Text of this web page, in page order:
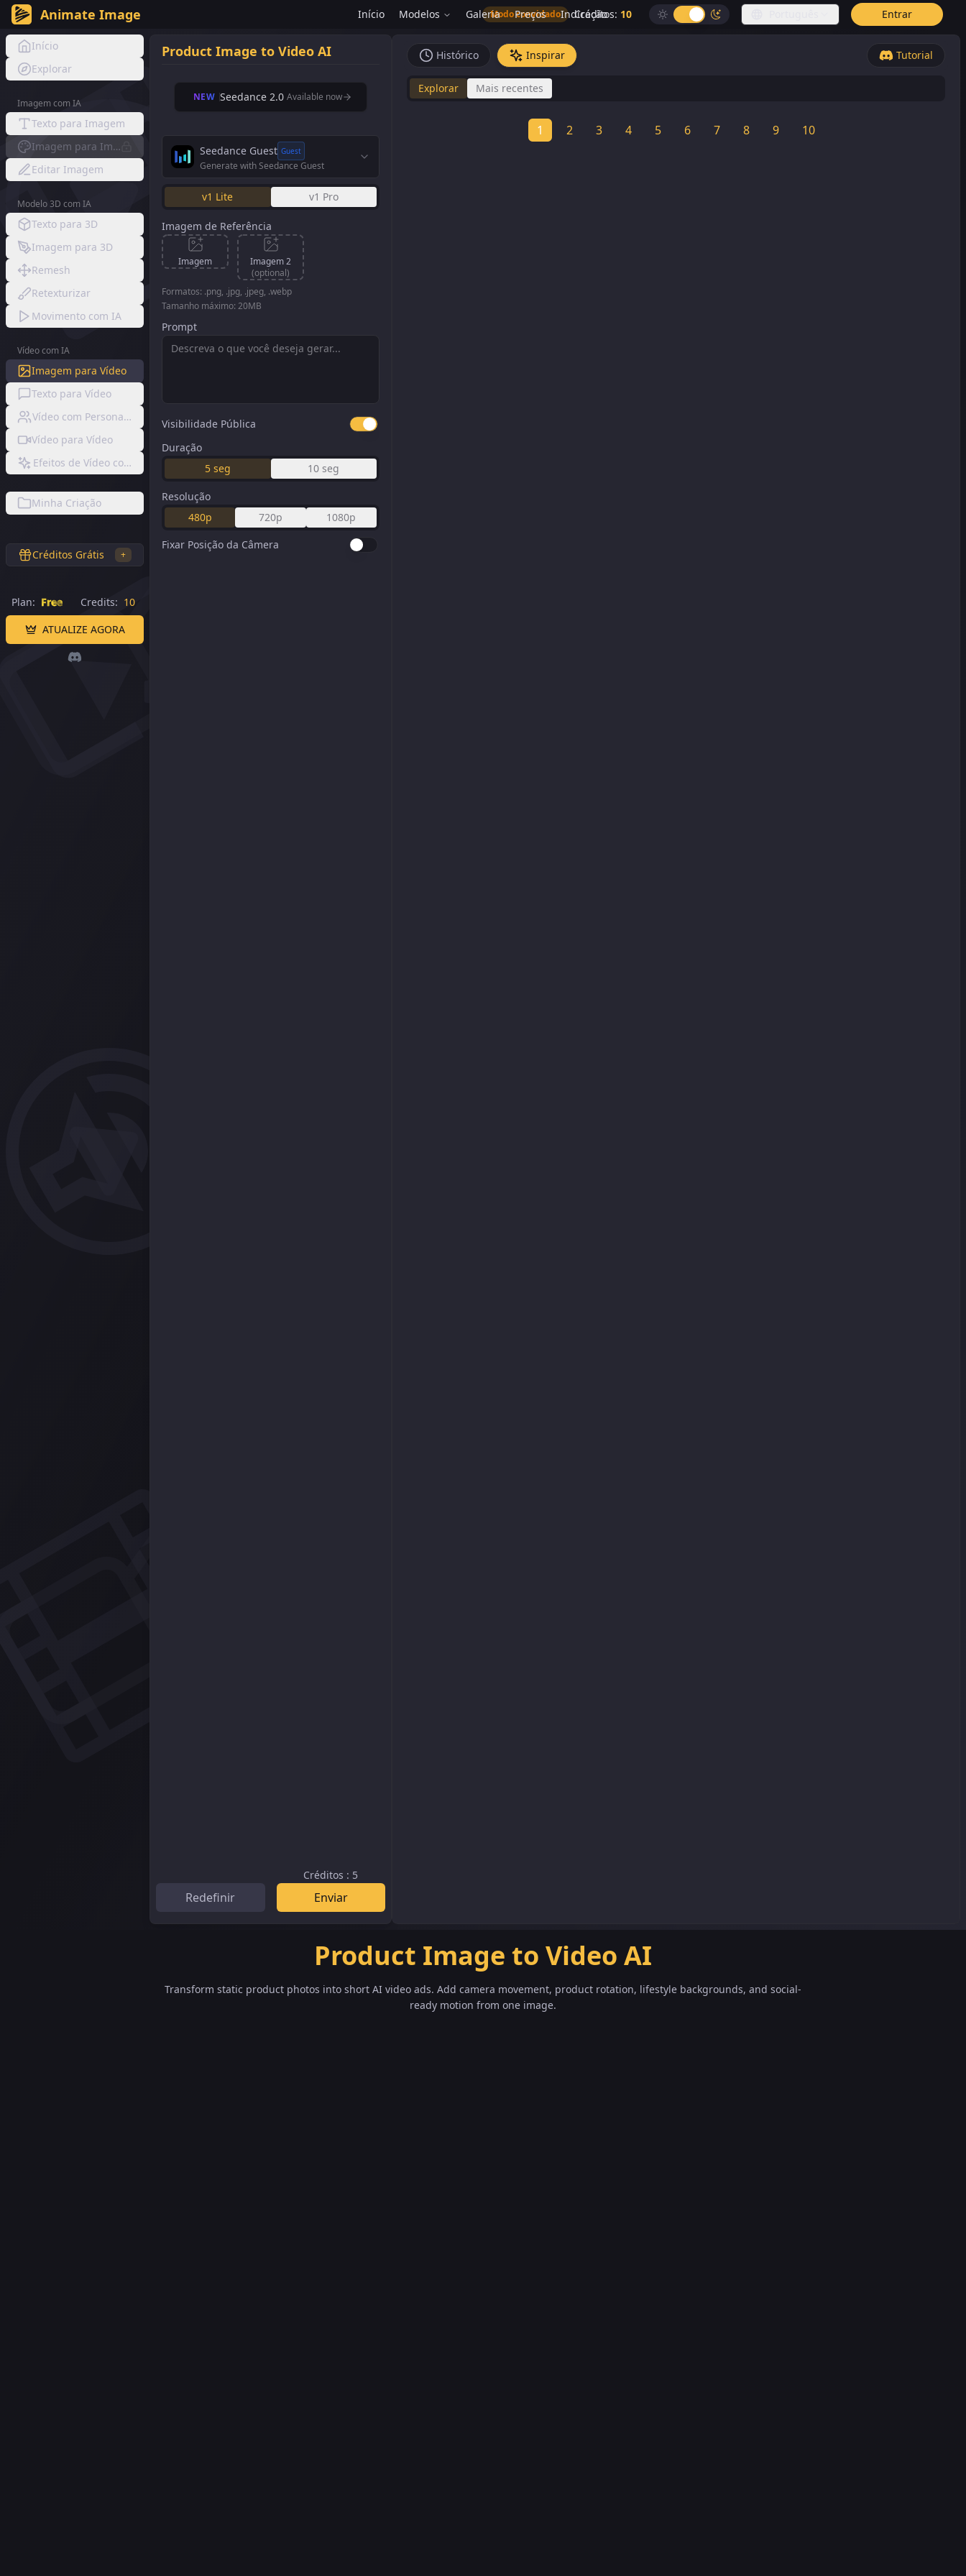
Animate Image Início Modelos Galeria Preços Indicação
Modo convidado Créditos: 10 Entrar
Início
Explorar
Imagem com IA
Texto para Imagem
Imagem para Imagem
Editar Imagem
Modelo 3D com IA
Texto para 3D
Imagem para 3D
Remesh
Retexturizar
Movimento com IA
Vídeo com IA
Imagem para Vídeo
Texto para Vídeo
Vídeo com Personagem Consistente
Vídeo para Vídeo
Efeitos de Vídeo com IA
Minha Criação
Créditos Grátis +
Plan: Free Credits: 10
ATUALIZE AGORA
Product Image to Video AI
NEW Seedance 2.0 Available now
Seedance Guest Guest
Generate with Seedance Guest
v1 Lite v1 Pro
Imagem de Referência
Imagem
Imagem 2
(optional)
Formatos: .png, .jpg, .jpeg, .webp
Tamanho máximo: 20MB
Prompt
Visibilidade Pública
Duração
5 seg 10 seg
Resolução
480p
720p
1080p
Fixar Posição da Câmera
Redefinir
Créditos : 5
Enviar
Histórico Inspirar Tutorial
Explorar Mais recentes
1 2 3 4 5 6 7 8 9 10
Product Image to Video AI
Transform static product photos into short AI video ads. Add camera movement, product rotation, lifestyle backgrounds, and social-
ready motion from one image.